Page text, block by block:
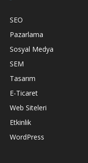
SEO
Pazarlama
Sosyal Medya
SEM
Tasarım
E-Ticaret
Web Siteleri
Etkinlik
WordPress